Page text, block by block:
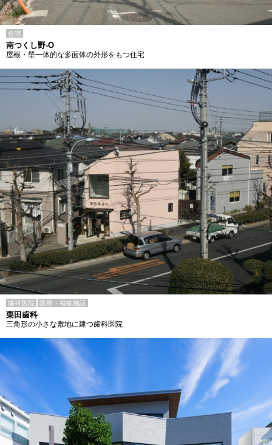
住宅
南つくし野-O
屋根・壁一体的な多面体の外形をもつ住宅
歯科医院 医療・福祉施設
栗田歯科
三角形の小さな敷地に建つ歯科医院